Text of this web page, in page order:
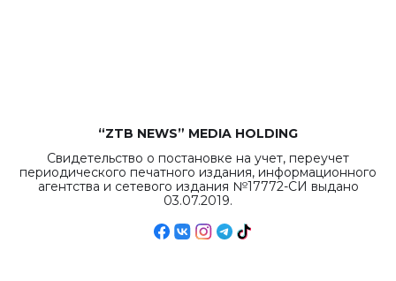
“ZTB NEWS” MEDIA HOLDING
Свидетельство о постановке на учет, переучет
периодического печатного издания, информационного
агентства и сетевого издания №17772-СИ выдано
03.07.2019.